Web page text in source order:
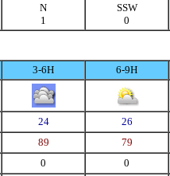
N
1
SSW
0
3-6H
6-9H
24
26
89
79
0 0